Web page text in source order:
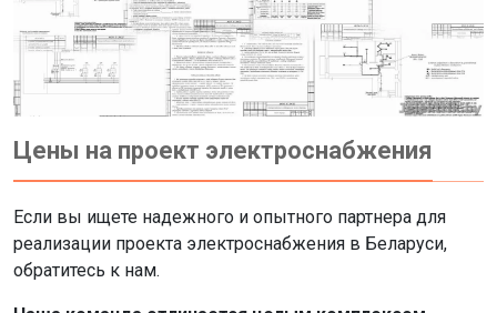
Цены на проект электроснабжения
Если вы ищете надежного и опытного партнера для
реализации проекта электроснабжения в Беларуси,
обратитесь к нам.